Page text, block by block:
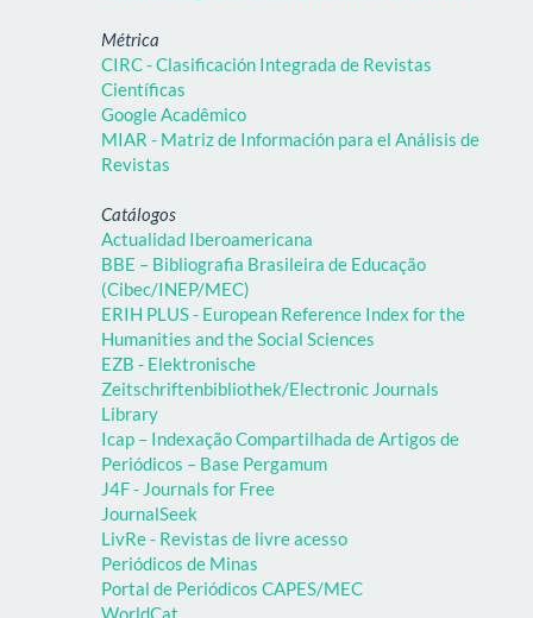
Métrica
CIRC - Clasificación Integrada de Revistas
Científicas
Google Acadêmico
MIAR - Matriz de Información para el Análisis de
Revistas
Catálogos
Actualidad Iberoamericana
BBE – Bibliografia Brasileira de Educação
(Cibec/INEP/MEC)
ERIH PLUS - European Reference Index for the
Humanities and the Social Sciences
EZB - Elektronische
Zeitschriftenbibliothek/Electronic Journals
Library
Icap – Indexação Compartilhada de Artigos de
Periódicos – Base Pergamum
J4F - Journals for Free
JournalSeek
LivRe - Revistas de livre acesso
Periódicos de Minas
Portal de Periódicos CAPES/MEC
WorldCat